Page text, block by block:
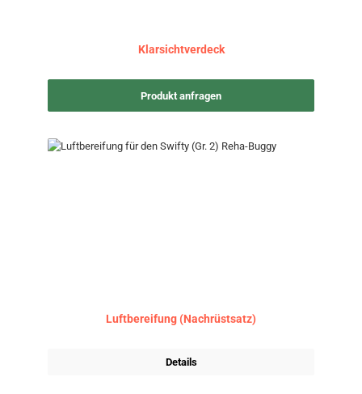
Klarsichtverdeck
Produkt anfragen
Luftbereifung (Nachrüstsatz)
Details